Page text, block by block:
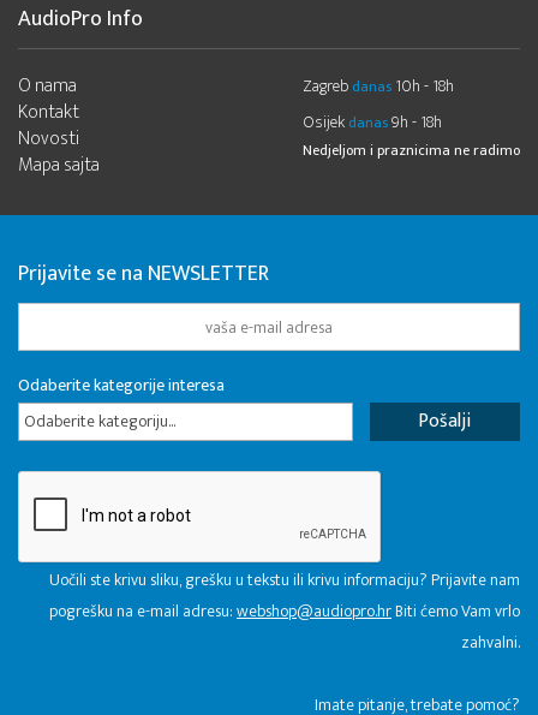
AudioPro Info
O nama
Kontakt
Novosti
Mapa sajta
Zagreb danas 10h - 18h
Osijek danas9h - 18h
Nedjeljom i praznicima ne radimo
Prijavite se na NEWSLETTER
Odaberite kategorije interesa
Odaberite kategoriju...
Uočili ste krivu sliku, grešku u tekstu ili krivu informaciju? Prijavite nam
pogrešku na e-mail adresu:webshop@audiopro.hrBiti ćemo Vam vrlo
zahvalni.
​Imate pitanje, trebate pomoć?